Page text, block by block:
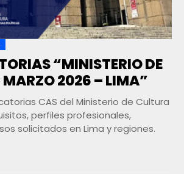
“MINISTERIO DE
MARZO 2026 – LIMA”
CAS del Ministerio de Cultura
perfiles profesionales,
solicitados en Lima y regiones.